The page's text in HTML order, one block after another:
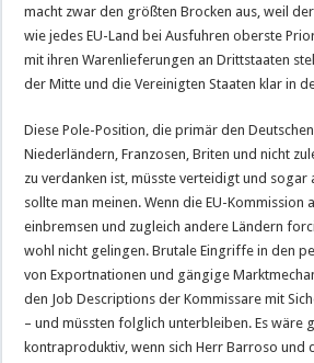
macht zwar den größten Brocken aus, weil
wie jedes EU-Land bei Ausfuhren oberste
mit ihren Warenlieferungen an Drittstaaten
der Mitte und die Vereinigten Staaten klar in
Diese Pole-Position, die primär den
Niederländern, Franzosen, Briten und nicht
zu verdanken ist, müsste verteidigt und sogar
sollte man meinen. Wenn die EU-Kommission
einbremsen und zugleich andere Ländern
wohl nicht gelingen. Brutale Eingriffe in den
von Exportnationen und gängige
den Job Descriptions der Kommissare mit
– und müssten folglich unterbleiben. Es wäre
kontraproduktiv, wenn sich Herr Barroso und